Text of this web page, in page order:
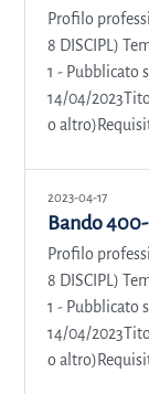
Profilo
8 DISCIPL)
1 - Pubblicato
14/04/
o
2023-04-17
Bando
Profilo
8 DISCIPL)
1 - Pubblicato
14/04/
o